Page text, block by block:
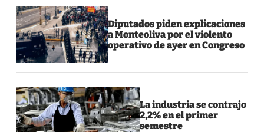
Diputados piden explicaciones
a Monteoliva por el violento
operativo de ayer en Congreso
La industria se contrajo
2,2% en el primer
semestre